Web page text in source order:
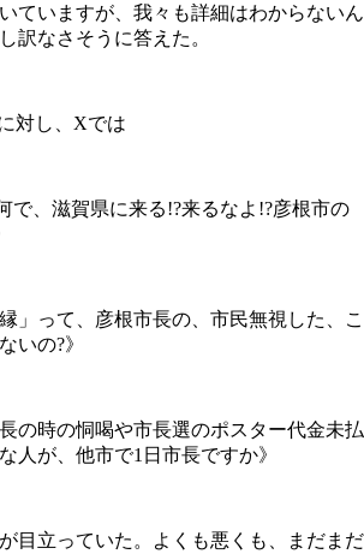
ていますが、我々も詳細はわからないん
訳なさそうに答えた。
対し、Xでは
で、滋賀県に来る!?来るなよ!?彦根市の
」って、彦根市長の、市民無視した、こ
いの?》
の時の恫喝や市長選のポスター代金未払
人が、他市で1日市長ですか》
目立っていた。よくも悪くも、まだまだ